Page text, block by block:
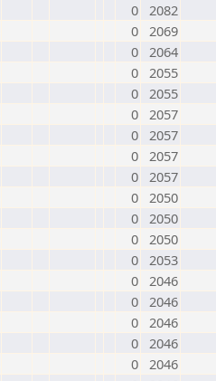
0 2082
0 2069
0 2064
0 2055
0 2055
0 2057
0 2057
0 2057
0 2057
0 2050
0 2050
0 2050
0 2053
0 2046
0 2046
0 2046
0 2046
0 2046